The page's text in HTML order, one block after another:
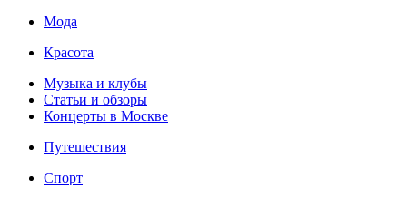
Мода
Красота
Музыка и клубы
Статьи и обзоры
Концерты в Москве
Путешествия
Спорт